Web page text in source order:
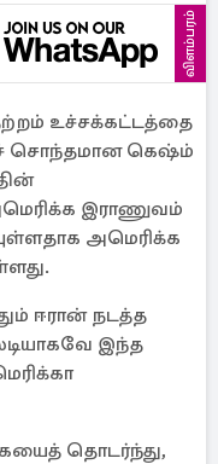
விளம்பரம்
உச்சக்கட்டத்தை
சொந்தமான கெஷ்ம்
இராணுவம்
அமெரிக்க
ஈரான் நடத்த
இந்த
தொடர்ந்து,